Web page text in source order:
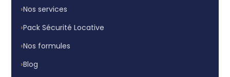
Nos services
Pack Sécurité Locative
Nos formules
Blog